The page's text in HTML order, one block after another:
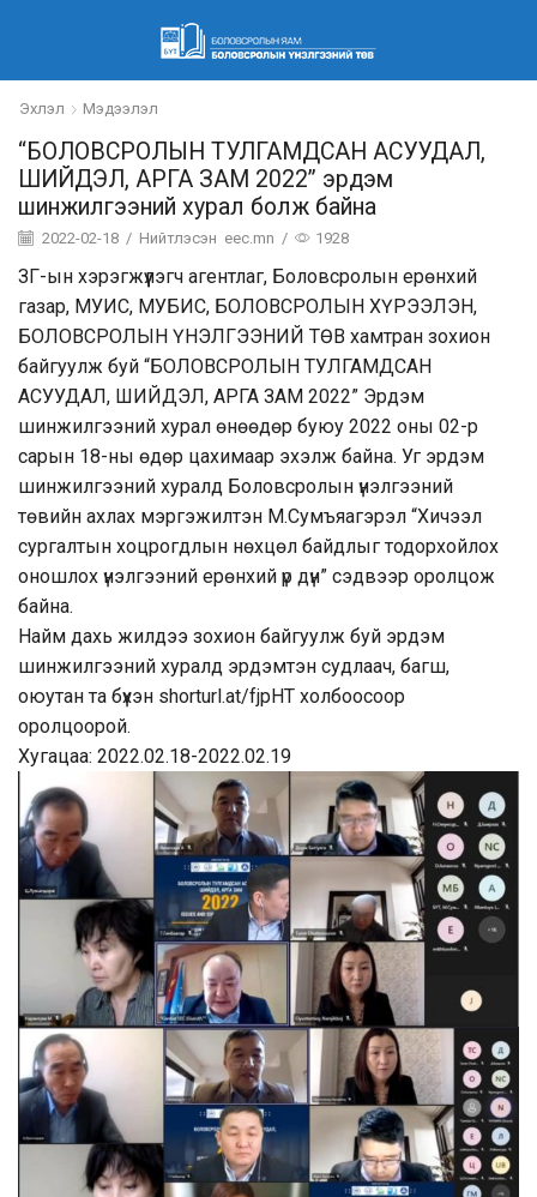
Эхлэл Мэдээлэл
“БОЛОВСРОЛЫН ТУЛГАМДСАН АСУУДАЛ,
ШИЙДЭЛ, АРГА ЗАМ 2022” эрдэм
шинжилгээний хурал болж байна
2022-02-18 / Нийтлэсэн eec.mn / 1928
ЗГ-ын хэрэгжүүлэгч агентлаг, Боловсролын ерөнхий
газар, МУИС, МУБИС, БОЛОВСРОЛЫН ХҮРЭЭЛЭН,
БОЛОВСРОЛЫН ҮНЭЛГЭЭНИЙ ТӨВ хамтран зохион
байгуулж буй “БОЛОВСРОЛЫН ТУЛГАМДСАН
АСУУДАЛ, ШИЙДЭЛ, АРГА ЗАМ 2022” Эрдэм
шинжилгээний хурал өнөөдөр буюу 2022 оны 02-р
сарын 18-ны өдөр цахимаар эхэлж байна. Уг эрдэм
шинжилгээний хуралд Боловсролын үнэлгээний
төвийн ахлах мэргэжилтэн М.Сумъяагэрэл “Хичээл
сургалтын хоцрогдлын нөхцөл байдлыг тодорхойлох
оношлох үнэлгээний ерөнхий үр дүн” сэдвээр оролцож
байна.
Найм дахь жилдээ зохион байгуулж буй эрдэм
шинжилгээний хуралд эрдэмтэн судлаач, багш,
оюутан та бүхэн shorturl.at/fjpHT холбоосоор
оролцоорой.
Хугацаа: 2022.02.18-2022.02.19